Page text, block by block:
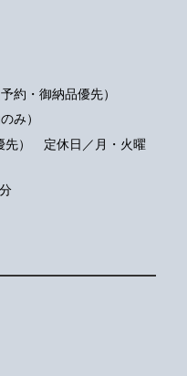
約・御納品優先）
み）
先） 定休日／月・火曜